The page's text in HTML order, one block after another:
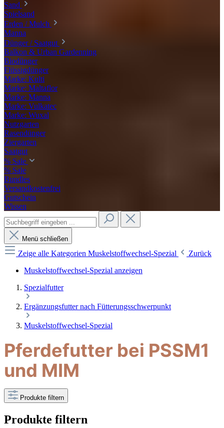
Sand
Spielsand
Erden / Mulch
Manna
Dünger / Saatgut
Balkon & Urban Gardenning
Biodünger
Flüssigdünger
Marke: Kulti
Marke: Maltaflor
Marke: Manna
Marke: Vulkatec
Marke: Wuxal
Nutzgarten
Rasendünger
Ziergarten
Saatgut
% Sale
% Sale
Bundles
Versandkostenfrei
Gutschein
Wissen
Menü schließen
Zeige alle Kategorien Muskelstoffwechsel-Spezial
Zurück
Muskelstoffwechsel-Spezial anzeigen
Spezialfutter
Ergänzungsfutter nach Fütterungsschwerpunkt
Muskelstoffwechsel-Spezial
Pferdefutter bei PSSM1
und MIM
Produkte filtern
Produkte filtern